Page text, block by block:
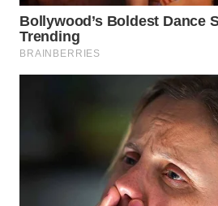
WAHANA
NEWS
ADVOKAT